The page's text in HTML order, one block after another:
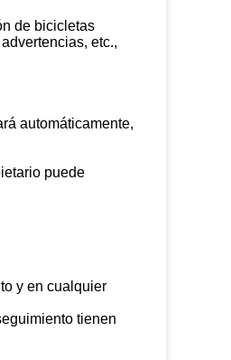
de bicicletas
etc.,
automáticamente,
puede
y en cualquier
tienen